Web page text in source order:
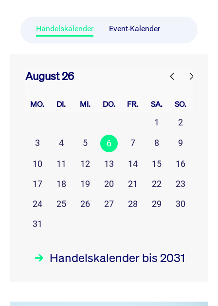
Handelskalender Event-Kalender
August 26
MO. DI. MI. DO. FR. SA. SO.
1
2
3
4 5 6 7 8 9
10 11 12 13 14 15
16
17
18 19 20 21 22
23
24
25 26 27 28 29
30
31
Handelskalender bis 2031